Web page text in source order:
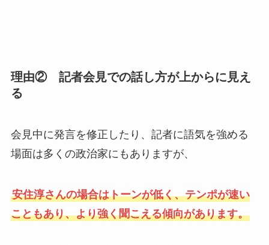
理由② 記者会見での話し方が上からに見え
る
会見中に発言を修正したり、記者に語気を強める
場面は多くの政治家にもありますが、
安住淳さんの場合はトーンが低く、テンポが速い
こともあり、より強く聞こえる傾向があります。